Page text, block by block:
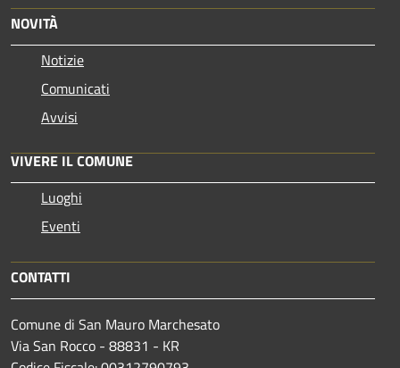
NOVITÀ
Notizie
Comunicati
Avvisi
VIVERE IL COMUNE
Luoghi
Eventi
CONTATTI
Comune di San Mauro Marchesato
Via San Rocco - 88831 - KR